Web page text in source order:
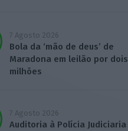
7 Agosto 2026
Bola da ‘mão de deus’ de
Maradona em leilão por dois
milhões
7 Agosto 2026
Auditoria à Polícia Judiciaria